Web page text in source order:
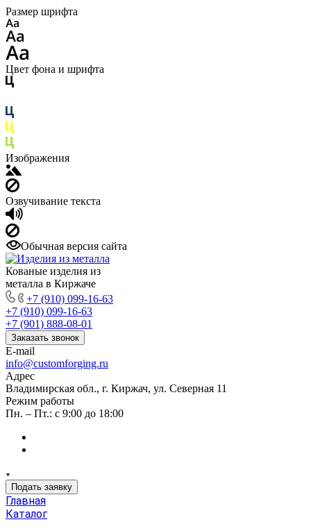
Размер шрифта
Цвет фона и шрифта
Изображения
Озвучивание текста
Обычная версия сайта
Кованые изделия из
металла в Киржаче
+7 (910) 099-16-63
+7 (910) 099-16-63
+7 (901) 888-08-01
Заказать звонок
E-mail
info@customforging.ru
Адрес
Владимирская обл., г. Киржач, ул. Северная 11
Режим работы
Пн. – Пт.: с 9:00 до 18:00
Подать заявку
Главная
Каталог